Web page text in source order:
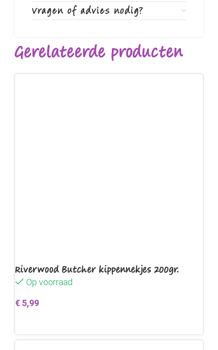
Vragen of advies nodig?
Gerelateerde producten
Riverwood Butcher kippennekjes 200gr.
Op voorraad
€ 5,99